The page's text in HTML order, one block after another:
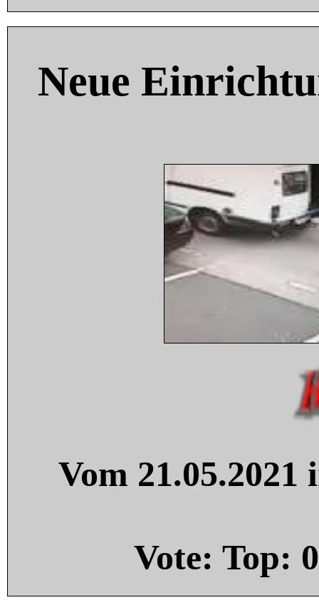
Neue
Vom
Vote: Top: 0